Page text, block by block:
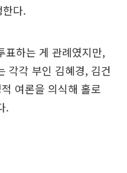
다.
표하는 게 관례였지만,
각각 부인 김혜경, 김건
여론을 의식해 홀로
.